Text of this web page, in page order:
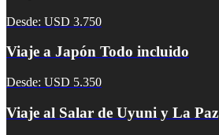
Desde: USD 3.750
Viaje a Japón Todo incluido
Desde: USD 5.350
Viaje al Salar de Uyuni y La Paz